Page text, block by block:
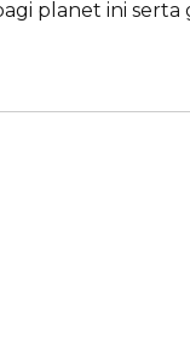
planet ini serta